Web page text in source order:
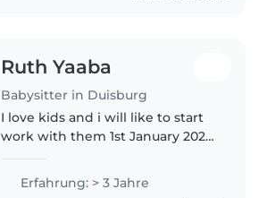
Ruth Yaaba
Babysitter in Duisburg
I love kids and i will like to start
work with them 1st January 2027
of August and the other one the
Erfahrung: > 3 Jahre